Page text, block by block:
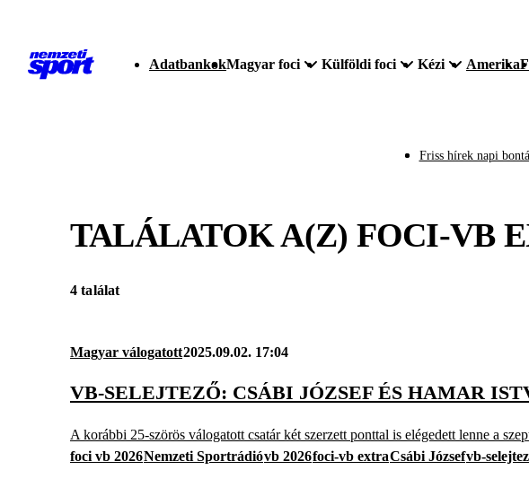
AdatbankokMagyar foci Külföldi foci Kézi Amerika
Friss hírek napi
TALÁLATOK A(Z) FOCI-VB
4 találat
Magyar válogatott2025.09.02. 17:04
VB-SELEJTEZŐ: CSÁBI JÓZSEF ÉS HAMAR
A korábbi 25-szörös válogatott csatár két szerzett ponttal is elégedett lenne a
foci vb 2026Nemzeti Sportrádióvb 2026foci-vb extraCsábi Józsefvb-